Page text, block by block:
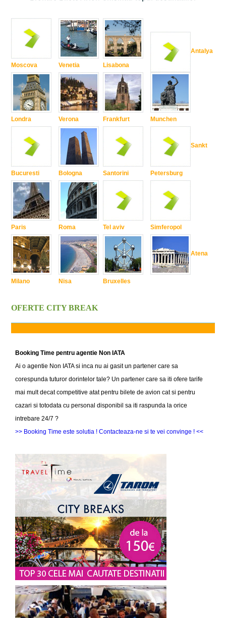
Moscova
Londra
Bucuresti
Paris
Milano
Venetia
Verona
Bologna
Roma
Nisa
Lisabona
Frankfurt
Santorini
Tel aviv
Bruxelles
Antalya
Munchen
Sankt
Petersburg
Simferopol
Atena
OFERTE CITY BREAK
Booking Time pentru agentie Non IATA
Ai o agentie Non IATA si inca nu ai gasit un partener care sa
corespunda tuturor dorintelor tale? Un partener care sa iti ofere tarife
mai mult decat competitive atat pentru bilete de avion cat si pentru
cazari si totodata cu personal disponibil sa iti raspunda la orice
intrebare 24/7 ?
>> Booking Time este solutia ! Contacteaza-ne si te vei convinge ! <<